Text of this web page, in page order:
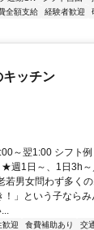
全額支給 経験者歓迎
ッチン
～翌1:00 シフト
★週1日～、1日3h
若男女問わず多く
」という子ならみ
歓迎 食費補助あり
交